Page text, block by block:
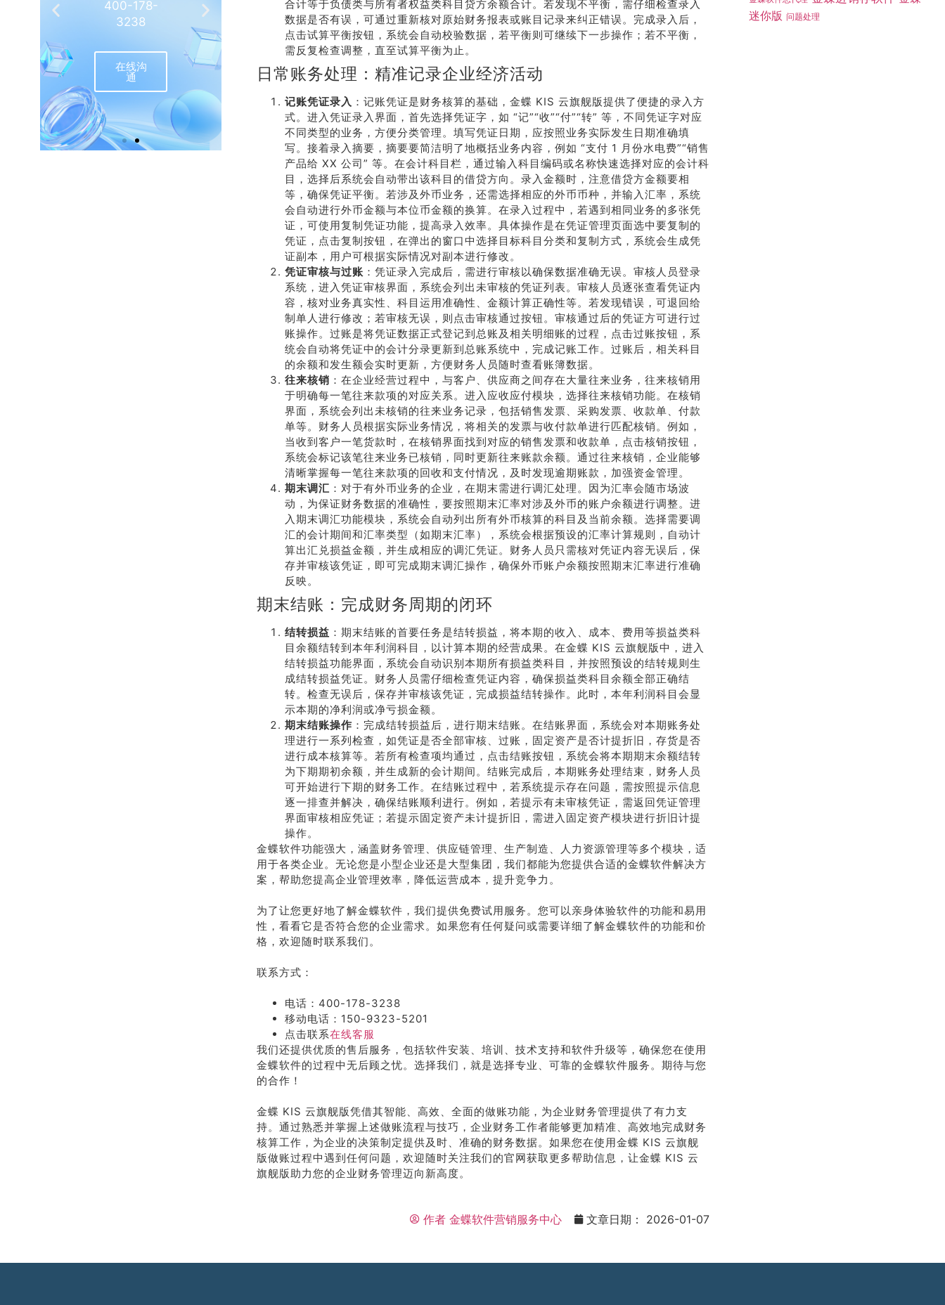
400-178-
3238
在线沟
通
介绍客户豪礼
相送
联系我
们
400-178-
3238
在线沟
通
合计等于负债类与所有者权益类科目贷方余额合计。若发现不平衡，需仔细检查录入
数据是否有误，可通过重新核对原始财务报表或账目记录来纠正错误。完成录入后，
点击试算平衡按钮，系统会自动校验数据，若平衡则可继续下一步操作；若不平衡，
需反复检查调整，直至试算平衡为止。
日常账务处理：精准记录企业经济活动
记账凭证录入 ：记账凭证是财务核算的基础，金蝶 KIS 云旗舰版提供了便捷的录入方
式。进入凭证录入界面，首先选择凭证字，如 “记”“收”“付”“转” 等，不同凭证字对应
不同类型的业务，方便分类管理。填写凭证日期，应按照业务实际发生日期准确填
写。接着录入摘要，摘要要简洁明了地概括业务内容，例如 “支付 1 月份水电费”“销售
产品给 XX 公司” 等。在会计科目栏，通过输入科目编码或名称快速选择对应的会计科
目，选择后系统会自动带出该科目的借贷方向。录入金额时，注意借贷方金额要相
等，确保凭证平衡。若涉及外币业务，还需选择相应的外币币种，并输入汇率，系统
会自动进行外币金额与本位币金额的换算。在录入过程中，若遇到相同业务的多张凭
证，可使用复制凭证功能，提高录入效率。具体操作是在凭证管理页面选中要复制的
凭证，点击复制按钮，在弹出的窗口中选择目标科目分类和复制方式，系统会生成凭
证副本，用户可根据实际情况对副本进行修改。
凭证审核与过账 ：凭证录入完成后，需进行审核以确保数据准确无误。审核人员登录
系统，进入凭证审核界面，系统会列出未审核的凭证列表。审核人员逐张查看凭证内
容，核对业务真实性、科目运用准确性、金额计算正确性等。若发现错误，可退回给
制单人进行修改；若审核无误，则点击审核通过按钮。审核通过后的凭证方可进行过
账操作。过账是将凭证数据正式登记到总账及相关明细账的过程，点击过账按钮，系
统会自动将凭证中的会计分录更新到总账系统中，完成记账工作。过账后，相关科目
的余额和发生额会实时更新，方便财务人员随时查看账簿数据。
往来核销 ：在企业经营过程中，与客户、供应商之间存在大量往来业务，往来核销用
于明确每一笔往来款项的对应关系。进入应收应付模块，选择往来核销功能。在核销
界面，系统会列出未核销的往来业务记录，包括销售发票、采购发票、收款单、付款
单等。财务人员根据实际业务情况，将相关的发票与收付款单进行匹配核销。例如，
当收到客户一笔货款时，在核销界面找到对应的销售发票和收款单，点击核销按钮，
系统会标记该笔往来业务已核销，同时更新往来账款余额。通过往来核销，企业能够
清晰掌握每一笔往来款项的回收和支付情况，及时发现逾期账款，加强资金管理。
期末调汇 ：对于有外币业务的企业，在期末需进行调汇处理。因为汇率会随市场波
动，为保证财务数据的准确性，要按照期末汇率对涉及外币的账户余额进行调整。进
入期末调汇功能模块，系统会自动列出所有外币核算的科目及当前余额。选择需要调
汇的会计期间和汇率类型（如期末汇率），系统会根据预设的汇率计算规则，自动计
算出汇兑损益金额，并生成相应的调汇凭证。财务人员只需核对凭证内容无误后，保
存并审核该凭证，即可完成期末调汇操作，确保外币账户余额按照期末汇率进行准确
反映。
期末结账：完成财务周期的闭环
结转损益 ：期末结账的首要任务是结转损益，将本期的收入、成本、费用等损益类科
目余额结转到本年利润科目，以计算本期的经营成果。在金蝶 KIS 云旗舰版中，进入
结转损益功能界面，系统会自动识别本期所有损益类科目，并按照预设的结转规则生
成结转损益凭证。财务人员需仔细检查凭证内容，确保损益类科目余额全部正确结
转。检查无误后，保存并审核该凭证，完成损益结转操作。此时，本年利润科目会显
示本期的净利润或净亏损金额。
期末结账操作 ：完成结转损益后，进行期末结账。在结账界面，系统会对本期账务处
理进行一系列检查，如凭证是否全部审核、过账，固定资产是否计提折旧，存货是否
进行成本核算等。若所有检查项均通过，点击结账按钮，系统会将本期期末余额结转
为下期期初余额，并生成新的会计期间。结账完成后，本期账务处理结束，财务人员
可开始进行下期的财务工作。在结账过程中，若系统提示存在问题，需按照提示信息
逐一排查并解决，确保结账顺利进行。例如，若提示有未审核凭证，需返回凭证管理
界面审核相应凭证；若提示固定资产未计提折旧，需进入固定资产模块进行折旧计提
操作。
金蝶软件功能强大，涵盖财务管理、供应链管理、生产制造、人力资源管理等多个模块，适
用于各类企业。无论您是小型企业还是大型集团，我们都能为您提供合适的金蝶软件解决方
案，帮助您提高企业管理效率，降低运营成本，提升竞争力。
为了让您更好地了解金蝶软件，我们提供免费试用服务。您可以亲身体验软件的功能和易用
性，看看它是否符合您的企业需求。如果您有任何疑问或需要详细了解金蝶软件的功能和价
格，欢迎随时联系我们。
联系方式：
电话：400-178-3238
移动电话：150-9323-5201
点击联系在线客服
我们还提供优质的售后服务，包括软件安装、培训、技术支持和软件升级等，确保您在使用
金蝶软件的过程中无后顾之忧。选择我们，就是选择专业、可靠的金蝶软件服务。期待与您
的合作！
金蝶 KIS 云旗舰版凭借其智能、高效、全面的做账功能，为企业财务管理提供了有力支
持。通过熟悉并掌握上述做账流程与技巧，企业财务工作者能够更加精准、高效地完成财务
核算工作，为企业的决策制定提供及时、准确的财务数据。如果您在使用金蝶 KIS 云旗舰
版做账过程中遇到任何问题，欢迎随时关注我们的官网获取更多帮助信息，让金蝶 KIS 云
旗舰版助力您的企业财务管理迈向新高度。
作者金蝶软件营销服务中心 文章日期： 2026-01-07
迷你版 问题处理